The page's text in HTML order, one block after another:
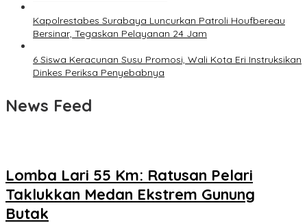
Kapolrestabes Surabaya Luncurkan Patroli Houfbereau
Bersinar, Tegaskan Pelayanan 24 Jam
6 Siswa Keracunan Susu Promosi, Wali Kota Eri Instruksikan
Dinkes Periksa Penyebabnya
News Feed
Lomba Lari 55 Km: Ratusan Pelari
Taklukkan Medan Ekstrem Gunung
Butak